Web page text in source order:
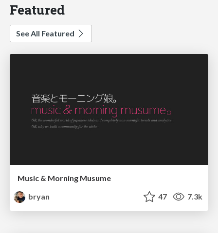
Featured
See All Featured
Music & Morning Musume
bryan
47 7.3k